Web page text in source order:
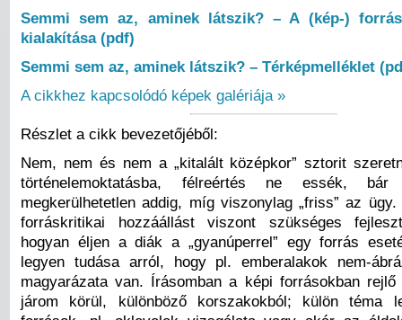
Semmi sem az, aminek látszik? – A (kép-)
kialakítása (pdf)
Semmi sem az, aminek látszik? – Térképmelléklet
A cikkhez kapcsolódó képek galériája »
Részlet a cikk bevezetőjéből:
Nem, nem és nem a „kitalált középkor” sztorit
történelemoktatásba, félreértés ne essék,
megkerülhetetlen addig, míg viszonylag „friss” az
forráskritikai hozzáállást viszont szükséges
hogyan éljen a diák a „gyanúperrel” egy forrás
legyen tudása arról, hogy pl. emberalakok nem-
magyarázata van. Írásomban a képi forrásokban rejlő
járom körül, különböző korszakokból; külön téma